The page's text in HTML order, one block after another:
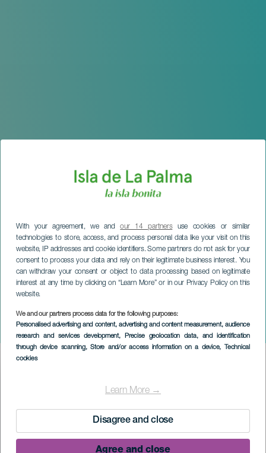
With your agreement, we andour 14 partnersuse cookies or similar
technologies to store, access, and process personal data like your visit on this
website, IP addresses and cookie identifiers. Some partners do not ask for your
consent to process your data and rely on their legitimate business interest. You
can withdraw your consent or object to data processing based on legitimate
interest at any time by clicking on “Learn More” or in our Privacy Policy on this
website.
We and our partners process data for the following purposes:
Personalised advertising and content, advertising and content measurement, audience
research and services development, Precise geolocation data, and identification
through device scanning, Store and/or access information on a device, Technical
cookies
Learn More →
Disagree and close
Agree and close
Paroles saintes
LA PALMA
Imagen